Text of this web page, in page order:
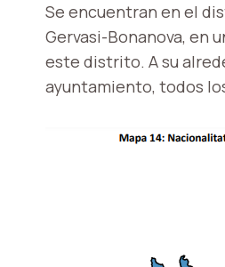
Se encuentran en el
Gervasi-Bonanova, en
este distrito. A su
ayuntamiento, todos